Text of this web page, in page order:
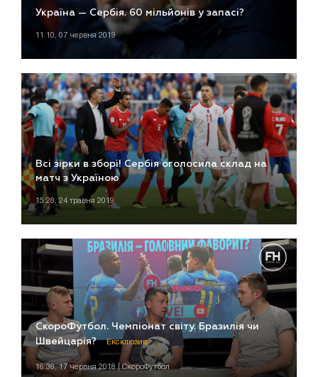
Україна — Сербія. 60 мільйонів у запасі?
11:10, 07 червня 2019
Всі зірки в зборі! Сербія оголосила склад на
матч з Україною
15:28, 24 травня 2019
СкороФутбол. Чемпіонат світу. Бразилія чи
Швейцарія?
Ексклюзив
16:36, 17 червня 2018 | СкороФутбол